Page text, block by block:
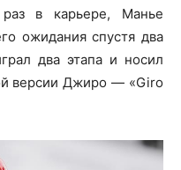
раз в карьере, Манье
ожидания спустя два
два этапа и носил
версии Джиро — «Giro